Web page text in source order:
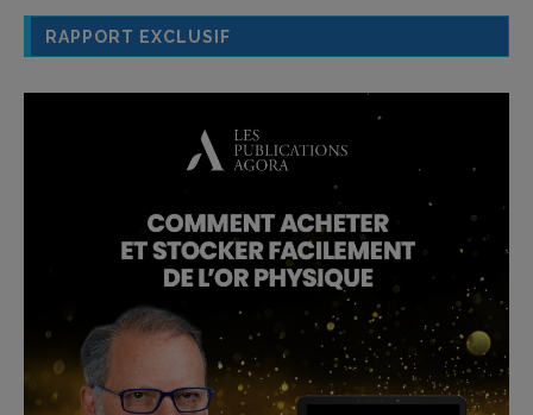
RAPPORT EXCLUSIF